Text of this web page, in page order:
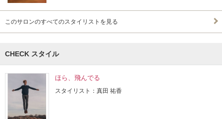
このサロンのすべてのスタイリストを見る
CHECK スタイル
ほら、飛んでる
スタイリスト：真田 祐香